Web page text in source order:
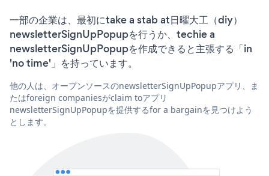
一部の企業は、最初にtake a stab at日曜大工（diy）
newsletterSignUpPopupを行うか、techie a
newsletterSignUpPopupを作成できると主張する「in
'no time'」を持っています。
他の人は、オープンソースのnewsletterSignUpPopupアプリ、ま
たはforeign companiesがclaim toアプリ
newsletterSignUpPopupを提供するfor a bargainを見つけよう
とします。